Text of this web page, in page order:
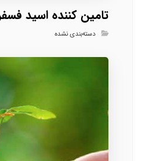
تامین کننده اسید
دسته‌بندی نشده